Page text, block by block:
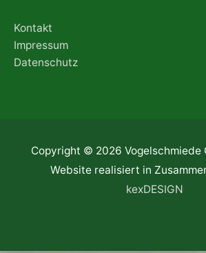
Kontakt
Impressum
Datenschutz
Copyright © 2026 Vogelschmiede
Website realisiert in
kexDESIGN